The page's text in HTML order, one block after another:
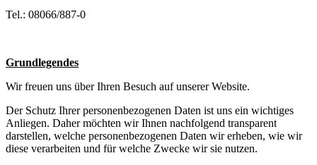
Tel.: 08066/887-0
Grundlegendes
Wir freuen uns über Ihren Besuch auf unserer Website.
Der Schutz Ihrer personenbezogenen Daten ist uns ein wichtiges
Anliegen. Daher möchten wir Ihnen nachfolgend transparent
darstellen, welche personenbezogenen Daten wir erheben, wie wir
diese verarbeiten und für welche Zwecke wir sie nutzen.